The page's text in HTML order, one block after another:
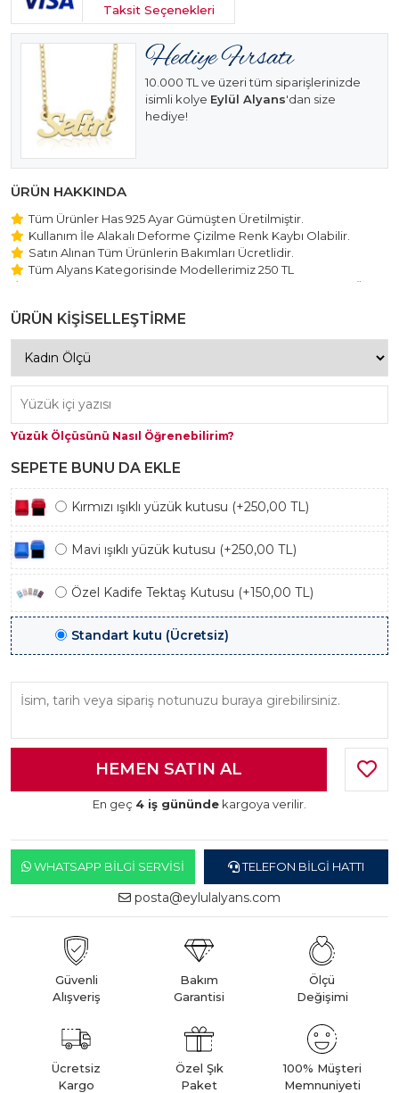
Taksit Seçenekleri
10.000 TL ve üzeri tüm siparişlerinizde
isimli kolye Eylül Alyans'dan size
hediye!
ÜRÜN HAKKINDA
Tüm Ürünler Has 925 Ayar Gümüşten Üretilmiştir.
Kullanım İle Alakalı Deforme Çizilme Renk Kaybı Olabilir.
Satın Alınan Tüm Ürünlerin Bakımları Ücretlidir.
Tüm Alyans Kategorisinde Modellerimiz 250 TL
Beştaş Tektaş Kolye ve Bileklik Modellerimiz 150 TL Sabit Ücret
ÜRÜN KİŞİSELLEŞTİRME
Yüzük Ölçüsünü Nasıl Öğrenebilirim?
SEPETE BUNU DA EKLE
Kırmızı ışıklı yüzük kutusu (+250,00 TL)
Mavi ışıklı yüzük kutusu (+250,00 TL)
Özel Kadife Tektaş Kutusu (+150,00 TL)
Standart kutu (Ücretsiz)
En geç 4 iş gününde kargoya verilir.
WHATSAPP BILGI SERVISI TELEFON BILGI HATTI
posta@eylulalyans.com
Güvenli
Alışveriş
Bakım
Garantisi
Ölçü
Değişimi
Ücretsiz
Kargo
Özel Şık
Paket
100% Müşteri
Memnuniyeti